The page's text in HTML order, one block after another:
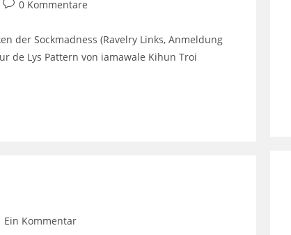
Beitrags-
0 Kommentare
der Sockmadness (Ravelry Links, Anmeldung
de Lys Pattern von iamawale Kihun Troi
Ein Kommentar